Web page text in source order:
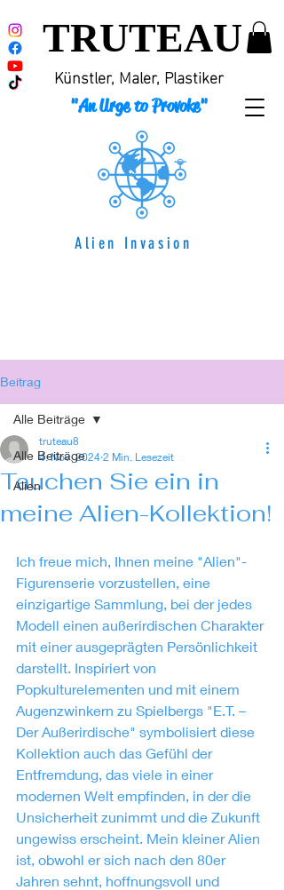
TRUTEAU
"An Urge to Provoke"
Künstler, Maler, Plastiker
Alien Invasion
Beitrag
Alle Beiträge
Alien
Alle Beiträge
Tauchen Sie ein in
meine Alien-Kollektion!
truteau8
4. Nov. 2024 2 Min. Lesezeit
Ich freue mich, Ihnen meine "Alien"-
Figurenserie vorzustellen, eine
einzigartige Sammlung, bei der jedes
Modell einen außerirdischen Charakter
mit einer ausgeprägten Persönlichkeit
darstellt. Inspiriert von
Popkulturelementen und mit einem
Augenzwinkern zu Spielbergs "E.T. –
Der Außerirdische" symbolisiert diese
Kollektion auch das Gefühl der
Entfremdung, das viele in einer
modernen Welt empfinden, in der die
Unsicherheit zunimmt und die Zukunft
ungewiss erscheint. Mein kleiner Alien
ist, obwohl er sich nach den 80er
Jahren sehnt, hoffnungsvoll und